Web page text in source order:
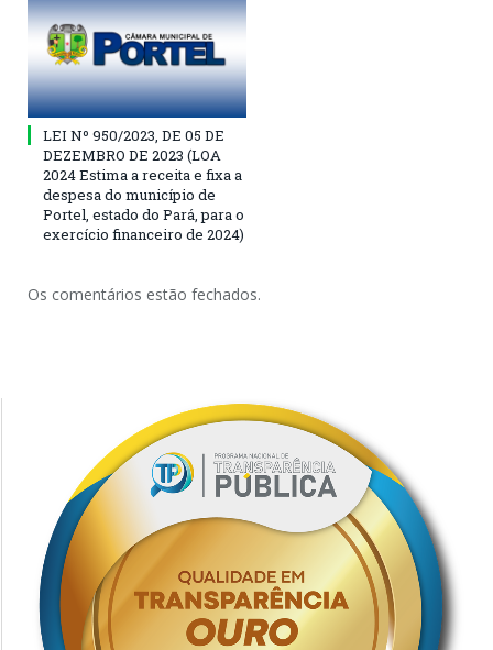
LEI Nº 950/2023, DE 05 DE
DEZEMBRO DE 2023 (LOA
2024 Estima a receita e fixa a
despesa do município de
Portel, estado do Pará, para o
exercício financeiro de 2024)
Os comentários estão fechados.